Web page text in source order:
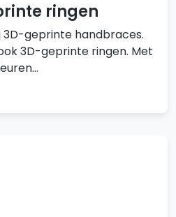
ringen
3D-geprinte handbraces.
3D-geprinte ringen. Met